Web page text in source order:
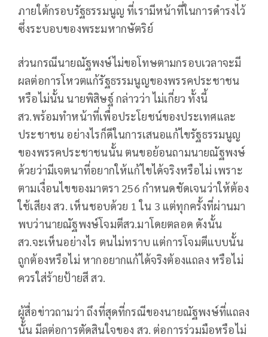
ภายใต้กรอบรัฐธรรมนูญ ที่เรามีหน้าที่ในการดำรงไว้
ซึ่งระบอบของพระมหากษัตริย์
ส่วนกรณีนายณัฐพงษ์ไม่ขอโทษตามกรอบเวลาจะมี
ผลต่อการโหวตแก้รัฐธรรมนูญของพรรคประชาชน
หรือไม่นั้น นายพิสิษฐ์ กล่าวว่า ไม่เกี่ยว ทั้งนี้
สว.พร้อมทำหน้าที่เพื่อประโยชน์ของประเทศและ
ประชาชน อย่างไรก็ดีในการเสนอแก้ไขรัฐธรรมนูญ
ของพรรคประชาชนนั้น ตนขอย้อนถามนายณัฐพงษ์
ด้วยว่ามีเจตนาที่อยากให้แก้ไขได้จริงหรือไม่ เพราะ
ตามเงื่อนไขของมาตรา 256 กำหนดชัดเจนว่าให้ต้อง
ใช้เสียง สว. เห็นชอบด้วย 1 ใน 3 แต่ทุกครั้งที่ผ่านมา
พบว่านายณัฐพงษ์โจมตีสว.มาโดยตลอด ดังนั้น
สว.จะเห็นอย่างไร ตนไม่ทราบ แต่การโจมตีแบบนั้น
ถูกต้องหรือไม่ หากอยากแก้ได้จริงต้องแถลง หรือไม่
ควรใส่ร้ายป้ายสี สว.
ผู้สื่อข่าวถามว่า ถึงที่สุดที่กรณีของนายณัฐพงษ์ที่แถลง
นั้น มีลต่อการตัดสินใจของ สว. ต่อการร่วมมือหรือไม่